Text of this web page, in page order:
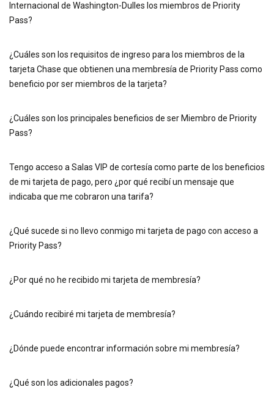
Internacional de Washington-Dulles los miembros de Priority
Pass?
¿Cuáles son los requisitos de ingreso para los miembros de la
tarjeta Chase que obtienen una membresía de Priority Pass como
beneficio por ser miembros de la tarjeta?
¿Cuáles son los principales beneficios de ser Miembro de Priority
Pass?
Tengo acceso a Salas VIP de cortesía como parte de los beneficios
de mi tarjeta de pago, pero ¿por qué recibí un mensaje que
indicaba que me cobraron una tarifa?
¿Qué sucede si no llevo conmigo mi tarjeta de pago con acceso a
Priority Pass?
¿Por qué no he recibido mi tarjeta de membresía?
¿Cuándo recibiré mi tarjeta de membresía?
¿Dónde puede encontrar información sobre mi membresía?
¿Qué son los adicionales pagos?